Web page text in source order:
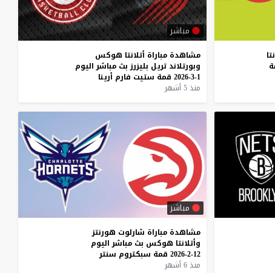
مباشر
مشاهدة مباراة أتلانتا هوكس
وبورتلاند تريل بليزرز بث مباشر اليوم
1-3-2026
قمة ستيت فارم أرينا
منذ 5 أشهر
مباشر
مشاهدة مباراة شارلوت هورنتز
وأتلانتا هوكس بث مباشر اليوم
12-2-2026
قمة سبكتروم سنتر
منذ 6 أشهر